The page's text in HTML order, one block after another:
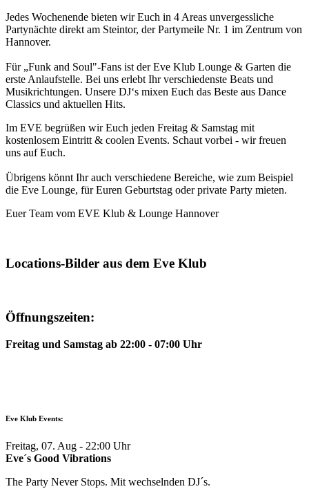
Jedes Wochenende bieten wir Euch in 4 Areas unvergessliche
Partynächte direkt am Steintor, der Partymeile Nr. 1 im Zentrum von
Hannover.
Für „Funk and Soul"-Fans ist der Eve Klub Lounge & Garten die
erste Anlaufstelle. Bei uns erlebt Ihr verschiedenste Beats und
Musikrichtungen. Unsere DJ‘s mixen Euch das Beste aus Dance
Classics und aktuellen Hits.
Im EVE begrüßen wir Euch jeden Freitag & Samstag mit
kostenlosem Eintritt & coolen Events. Schaut vorbei - wir freuen
uns auf Euch.
Übrigens könnt Ihr auch verschiedene Bereiche, wie zum Beispiel
die Eve Lounge, für Euren Geburtstag oder private Party mieten.
Euer Team vom EVE Klub & Lounge Hannover
Locations-Bilder aus dem Eve Klub
Öffnungszeiten:
Freitag und Samstag ab 22:00 - 07:00 Uhr
Eve Klub Events:
Freitag, 07. Aug - 22:00 Uhr
Eve´s Good Vibrations
The Party Never Stops. Mit wechselnden DJ´s.